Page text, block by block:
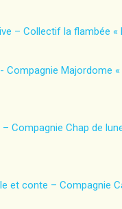
– Collectif la flambée «
Compagnie Majordome
Compagnie Chap de
et conte – Compagnie